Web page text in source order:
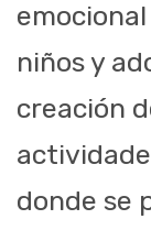
niños y
creación
donde se